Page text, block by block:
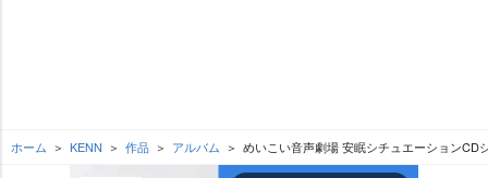
ホーム KENN 作品 アルバム めいこい音声劇場 安眠シチュエーションCD